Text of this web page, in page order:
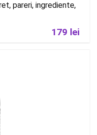
pareri, ingrediente,
179 lei